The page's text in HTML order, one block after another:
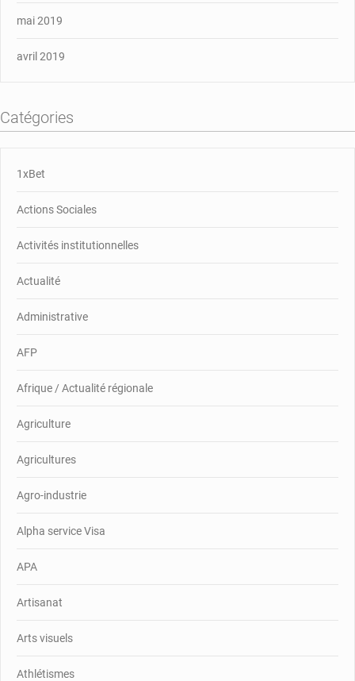
mai 2019
avril 2019
Catégories
1xBet
Actions Sociales
Activités institutionnelles
Actualité
Administrative
AFP
Afrique / Actualité régionale
Agriculture
Agricultures
Agro-industrie
Alpha service Visa
APA
Artisanat
Arts visuels
Athlétismes